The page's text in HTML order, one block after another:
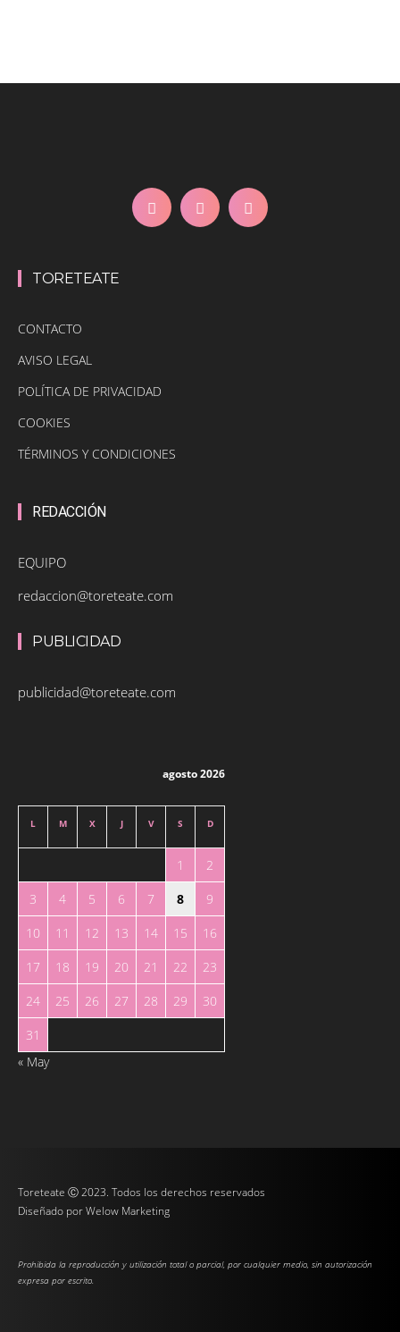
TORETEATE
CONTACTO
AVISO LEGAL
POLÍTICA DE PRIVACIDAD
COOKIES
TÉRMINOS Y CONDICIONES
REDACCIÓN
EQUIPO
redaccion@toreteate.com
PUBLICIDAD
publicidad@toreteate.com
agosto 2026
L M X J V S D
1
2
3
4 5 6 7 8
9
10
11 12 13 14 15
16
17
18 19 20 21 22
23
24
25 26 27 28 29
30
31
« May
Toreteate Ⓒ 2023. Todos los derechos reservados
Diseñado porWelow Marketing
Prohibida la reproducción y utilización total o parcial, por cualquier medio, sin autorización
expresa por escrito.